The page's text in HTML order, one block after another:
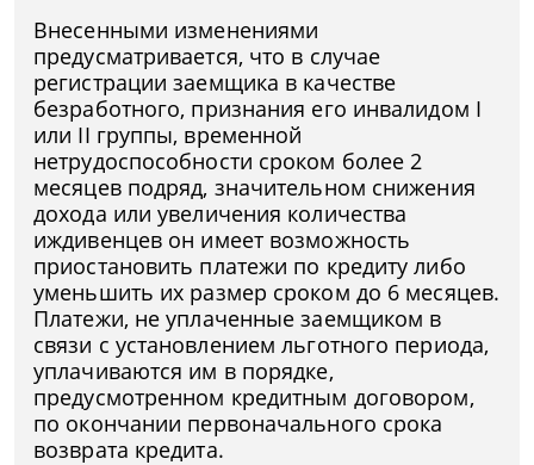
Внесенными изменениями
предусматривается, что в случае
регистрации заемщика в качестве
безработного, признания его инвалидом I
или II группы, временной
нетрудоспособности сроком более 2
месяцев подряд, значительном снижения
дохода или увеличения количества
иждивенцев он имеет возможность
приостановить платежи по кредиту либо
уменьшить их размер сроком до 6 месяцев.
Платежи, не уплаченные заемщиком в
связи с установлением льготного периода,
уплачиваются им в порядке,
предусмотренном кредитным договором,
по окончании первоначального срока
возврата кредита.